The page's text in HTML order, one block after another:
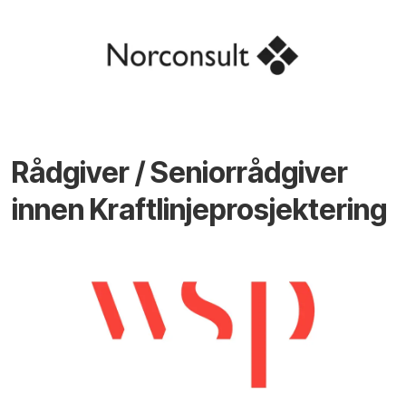
Rådgiver / Seniorrådgiver
innen Kraftlinjeprosjektering